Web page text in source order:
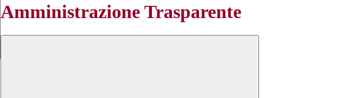
Amministrazione Trasparente